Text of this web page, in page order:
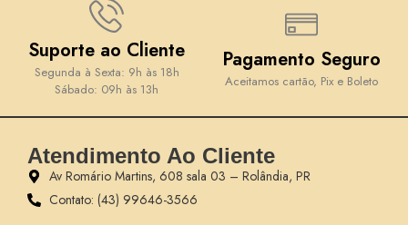
Suporte ao Cliente
Segunda à Sexta: 9h às 18h
Sábado: 09h às 13h
Pagamento Seguro
Aceitamos cartão, Pix e Boleto
Atendimento Ao Cliente
Av Romário Martins, 608 sala 03 – Rolândia, PR
Contato: (43) 99646-3566